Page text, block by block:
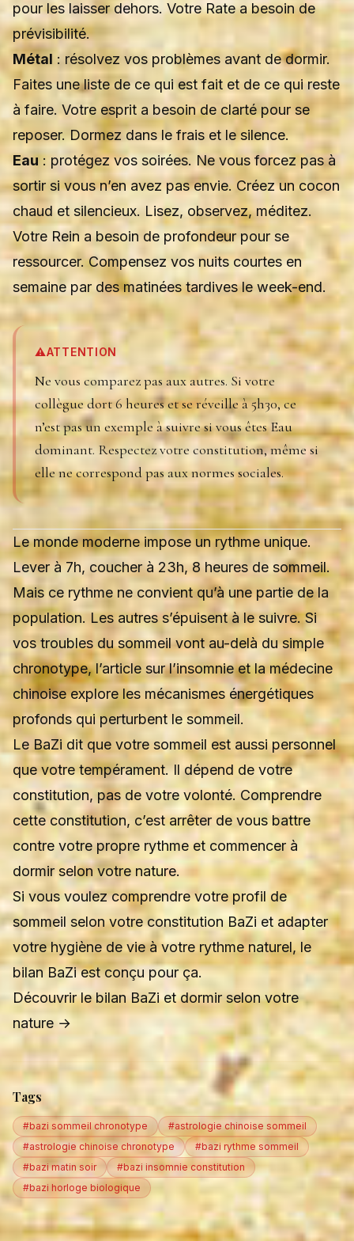
pour les laisser dehors. Votre Rate a besoin de
prévisibilité.
Métal : résolvez vos problèmes avant de dormir.
Faites une liste de ce qui est fait et de ce qui reste
à faire. Votre esprit a besoin de clarté pour se
reposer. Dormez dans le frais et le silence.
Eau : protégez vos soirées. Ne vous forcez pas à
sortir si vous n’en avez pas envie. Créez un cocon
chaud et silencieux. Lisez, observez, méditez.
Votre Rein a besoin de profondeur pour se
ressourcer. Compensez vos nuits courtes en
semaine par des matinées tardives le week-end.
⚠️ATTENTION
Ne vous comparez pas aux autres. Si votre
collègue dort 6 heures et se réveille à 5h30, ce
n’est pas un exemple à suivre si vous êtes Eau
dominant. Respectez votre constitution, même si
elle ne correspond pas aux normes sociales.
Le monde moderne impose un rythme unique.
Lever à 7h, coucher à 23h, 8 heures de sommeil.
Mais ce rythme ne convient qu’à une partie de la
population. Les autres s’épuisent à le suivre. Si
vos troubles du sommeil vont au-delà du simple
chronotype, l’article surl’insomnie et la médecine
chinoiseexplore les mécanismes énergétiques
profonds qui perturbent le sommeil.
Le BaZi dit que votre sommeil est aussi personnel
que votre tempérament. Il dépend de votre
constitution, pas de votre volonté. Comprendre
cette constitution, c’est arrêter de vous battre
contre votre propre rythme et commencer à
dormir selon votre nature.
Si vous voulez comprendre votre profil de
sommeil selon votre constitution BaZi et adapter
votre hygiène de vie à votre rythme naturel, le
bilan BaZi est conçu pour ça.
Découvrir le bilan BaZi et dormir selon votre
nature →
Tags
#bazi sommeil chronotype
#astrologie chinoise sommeil
#astrologie chinoise chronotype
#bazi rythme sommeil
#bazi matin soir
#bazi insomnie constitution
#bazi horloge biologique